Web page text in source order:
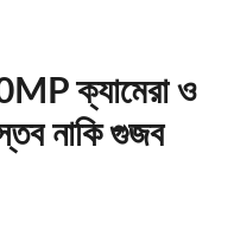
ক্যামেরা ও
নাকি গুজব